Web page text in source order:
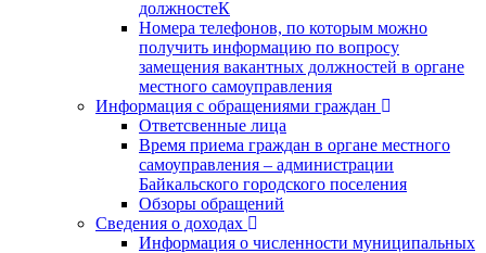
должностеК
Номера телефонов, по которым можно
получить информацию по вопросу
замещения вакантных должностей в органе
местного самоуправления
Информация с обращениями граждан
Ответсвенные лица
Время приема граждан в органе местного
самоуправления – администрации
Байкальского городского поселения
Обзоры обращений
Сведения о доходах
Информация о численности муниципальных